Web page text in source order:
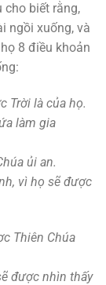
cho biết rằng,
ngồi xuống, và
8 điều khoản
Trời là của họ.
làm gia
ủi an.
vì họ sẽ được
Thiên Chúa
được nhìn thấy